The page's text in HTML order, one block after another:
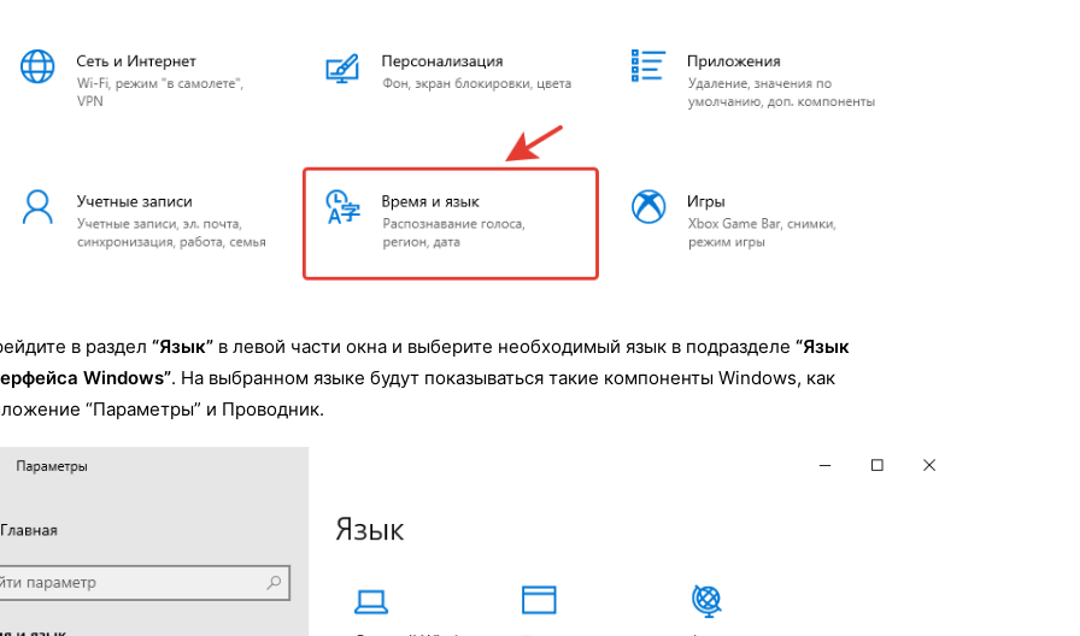
в раздел “Язык” в левой части окна и выберите необходимый язык в подразделе “Язык
Windows”. На выбранном языке будут показываться такие компоненты Windows, как
“Параметры” и Проводник.